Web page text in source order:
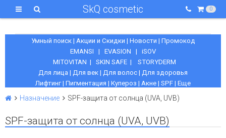
SkQ cosmetic 0
Умный поиск| Акции и Скидки | Новости | Промокод
EMANSI | EVASION | iSOV
MITOVITAN | SKIN SAFE | STORYDERM
Для лица | Для век | Для волос | Для здоровья
Лифтинг| Пигментация | Купероз | Акне | SPF | Еще
Назначение SPF-защита от солнца (UVA, UVB)
SPF-защита от солнца (UVA, UVB)